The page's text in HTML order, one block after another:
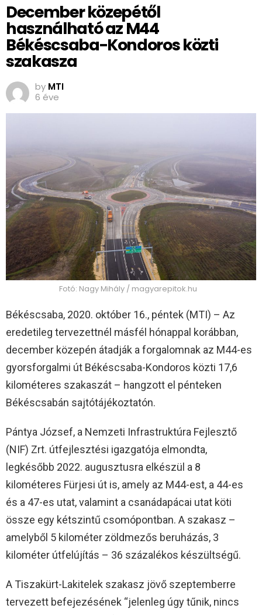
December közepétől
használható az M44
Békéscsaba-Kondoros közti
szakasza
by MTI
6 éve
Fotó: Nagy Mihály / magyarepitok.hu
Békéscsaba, 2020. október 16., péntek (MTI) – Az
eredetileg tervezettnél másfél hónappal korábban,
december közepén átadják a forgalomnak az M44-es
gyorsforgalmi út Békéscsaba-Kondoros közti 17,6
kilométeres szakaszát – hangzott el pénteken
Békéscsabán sajtótájékoztatón.
Pántya József, a Nemzeti Infrastruktúra Fejlesztő
(NIF) Zrt. útfejlesztési igazgatója elmondta,
legkésőbb 2022. augusztusra elkészül a 8
kilométeres Fürjesi út is, amely az M44-est, a 44-es
és a 47-es utat, valamint a csanádapácai utat köti
össze egy kétszintű csomópontban. A szakasz –
amelyből 5 kilométer zöldmezős beruházás, 3
kilométer útfelújítás – 36 százalékos készültségű.
A Tiszakürt-Lakitelek szakasz jövő szeptemberre
tervezett befejezésének “jelenleg úgy tűnik, nincs